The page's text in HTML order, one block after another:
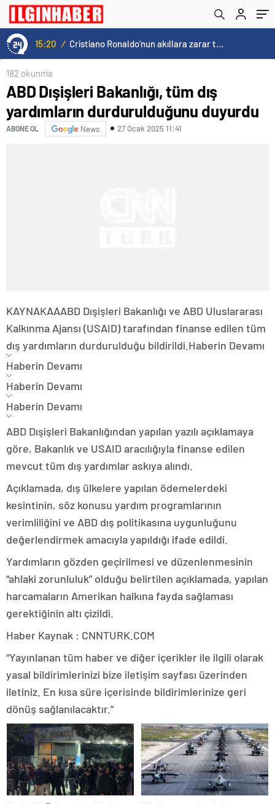
15:20 / Cristiano Ronaldo’nun akıllara zarar tüm kariyerinin istatistiğini çıkardık !
182 okunma
ABD Dışişleri Bakanlığı, tüm dış
yardımların durdurulduğunu duyurdu
ABONE OL News 27 Ocak 2025 11:41
KAYNAKAAABD Dışişleri Bakanlığı ve ABD Uluslararası
Kalkınma Ajansı (USAID) tarafından finanse edilen tüm
dış yardımların durdurulduğu bildirildi. Haberin Devamı
Haberin Devamı
Haberin Devamı
Haberin Devamı
ABD Dışişleri Bakanlığından yapılan yazılı açıklamaya
göre, Bakanlık ve USAID aracılığıyla finanse edilen
mevcut tüm dış yardımlar askıya alındı.
Açıklamada, dış ülkelere yapılan ödemelerdeki
kesintinin, söz konusu yardım programlarının
verimliliğini ve ABD dış politikasına uygunluğunu
değerlendirmek amacıyla yapıldığı ifade edildi.
Yardımların gözden geçirilmesi ve düzenlenmesinin
“ahlaki zorunluluk” olduğu belirtilen açıklamada, yapılan
harcamaların Amerikan halkına fayda sağlaması
gerektiğinin altı çizildi.
Haber Kaynak : CNNTURK.COM
“Yayınlanan tüm haber ve diğer içerikler ile ilgili olarak
yasal bildirimlerinizi bize iletişim sayfası üzerinden
iletiniz. En kısa süre içerisinde bildirimlerinize geri
dönüş sağlanılacaktır.”